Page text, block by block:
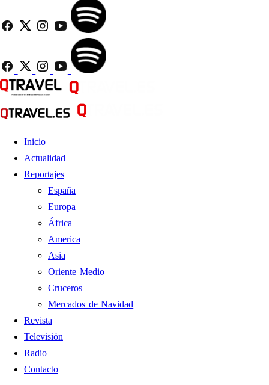
Inicio
Actualidad
Reportajes
España
Europa
África
America
Asia
Oriente Medio
Cruceros
Mercados de Navidad
Revista
Televisión
Radio
Contacto